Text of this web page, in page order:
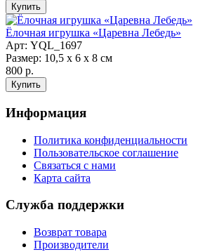
Ёлочная игрушка «Царевна Лебедь»
Арт: YQL_1697
Размер: 10,5 х 6 х 8 см
800 р.
Информация
Политика конфиденциальности
Пользовательское соглашение
Связаться с нами
Карта сайта
Служба поддержки
Возврат товара
Производители